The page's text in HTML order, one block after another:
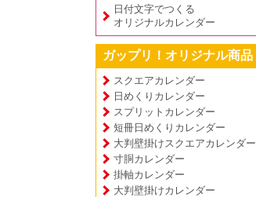
日付文字でつくる
オリジナルカレンダー
ガップリ！オリジナル商品
スクエアカレンダー
日めくりカレンダー
スプリットカレンダー
短冊日めくりカレンダー
大判壁掛けスクエアカレンダー
寸胴カレンダー
掛軸カレンダー
大判壁掛けカレンダー